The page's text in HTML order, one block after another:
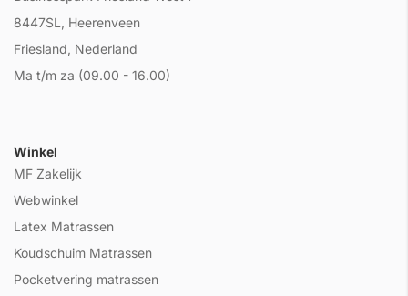
8447SL, Heerenveen
Friesland, Nederland
Ma t/m za (09.00 - 16.00)
Winkel
MF Zakelijk
Webwinkel
Latex Matrassen
Koudschuim Matrassen
Pocketvering matrassen